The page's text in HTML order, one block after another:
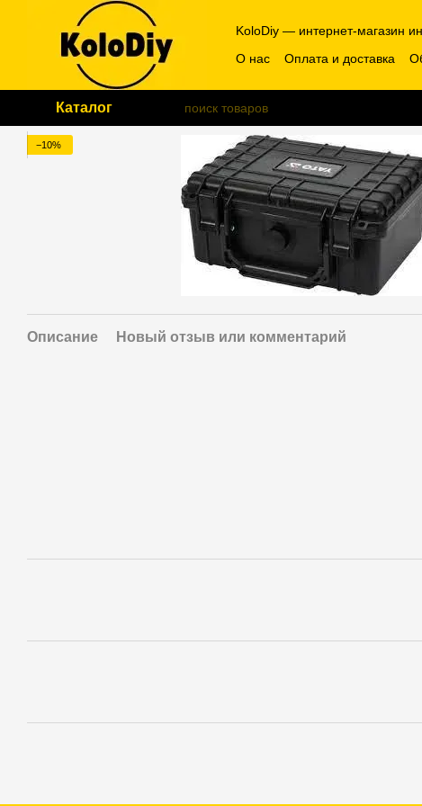
Перейти к основному контенту
KoloDiy — интернет-магазин
О нас
Оплата и доставка
Каталог
−10%
Описание Новый отзыв или комментарий